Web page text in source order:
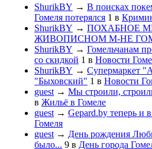
ShurikBY → В поисках
Гомеля потерялся 1 в
ShurikBY → ПОХАБНОЕ
ЖИВОПИСНОМ М-НЕ
ShurikBY → Гомельчанам
со скидкой 1 в Новости
ShurikBY → Супермаркет
"Быховский" 1 в Новости
guest → Мы строили,
в Жильё в Гомеле
guest → Gepard.by теперь и
Гомеля
guest → День рождения
было... 9 в День города